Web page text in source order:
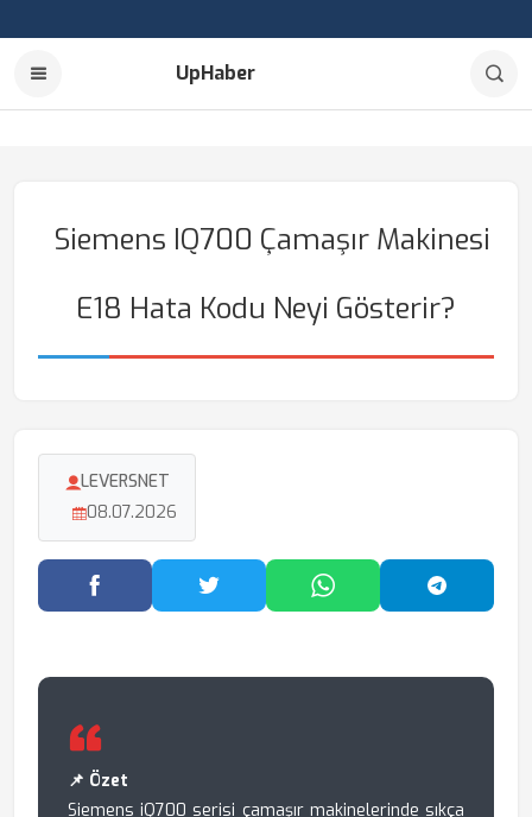
UpHaber
Siemens IQ700 Çamaşır Makinesi
E18 Hata Kodu Neyi Gösterir?
LEVERSNET
08.07.2026
Facebook'ta PaylaşTwitter'da PaylaşWhatsApp'ta Paylaş
📌 Özet
Siemens iQ700 serisi çamaşır makinelerinde sıkça